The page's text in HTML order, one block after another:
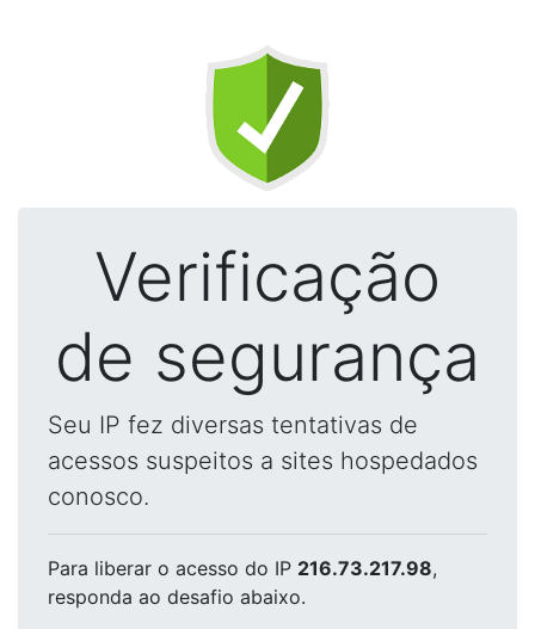
Verificação
de segurança
Seu IP fez diversas tentativas de
acessos suspeitos a sites hospedados
conosco.
Para liberar o acesso do IP 216.73.217.98,
responda ao desafio abaixo.